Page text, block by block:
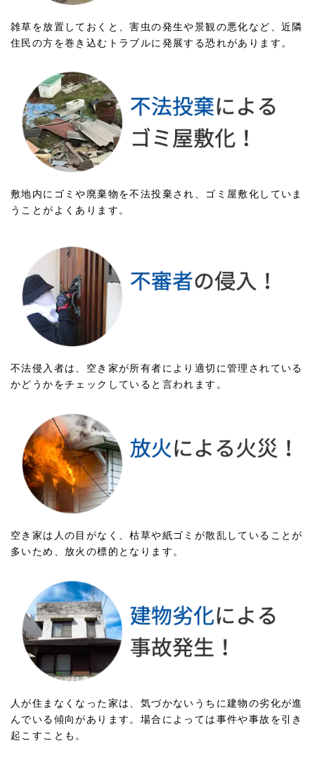
雑草を放置しておくと、害虫の発生や景観の悪化など、近隣
住民の方を巻き込むトラブルに発展する恐れがあります。
敷地内にゴミや廃棄物を不法投棄され、ゴミ屋敷化していま
うことがよくあります。
不法侵入者は、空き家が所有者により適切に管理されている
かどうかをチェックしていると言われます。
空き家は人の目がなく、枯草や紙ゴミが散乱していることが
多いため、放火の標的となります。
人が住まなくなった家は、気づかないうちに建物の劣化が進
んでいる傾向があります。場合によっては事件や事故を引き
起こすことも。